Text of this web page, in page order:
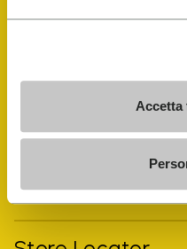
Accetta
Vibram Events
FiveFingers
E-SHOP
Trouver un